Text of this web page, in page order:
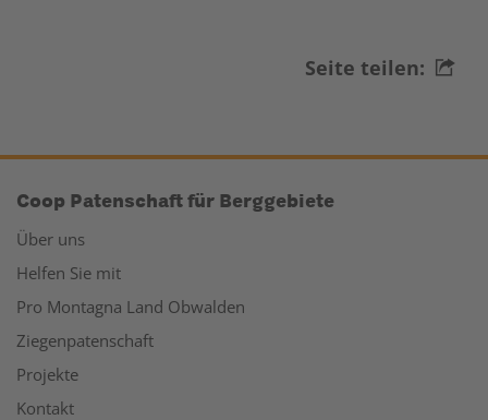
Seite teilen:
Coop Patenschaft für Berggebiete
Über uns
Helfen Sie mit
Pro Montagna Land Obwalden
Ziegenpatenschaft
Projekte
Kontakt